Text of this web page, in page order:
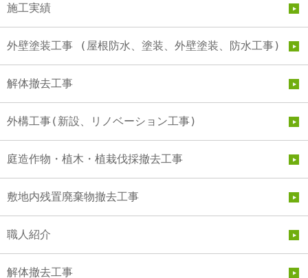
施工実績
外壁塗装工事 (屋根防水、塗装、外壁塗装、防水工事)
解体撤去工事
外構工事(新設、リノベーション工事)
庭造作物・植木・植栽伐採撤去工事
敷地内残置廃棄物撤去工事
職人紹介
解体撤去工事